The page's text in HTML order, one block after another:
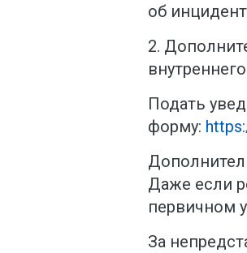
об
2.
Подать
форму:
Даже если
первичном
За